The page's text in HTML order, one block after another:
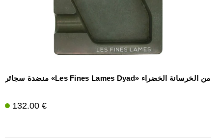
منضدة سجائر «Les Fines Lames Dyad» من الخرسانة الخضراء
132.00 €